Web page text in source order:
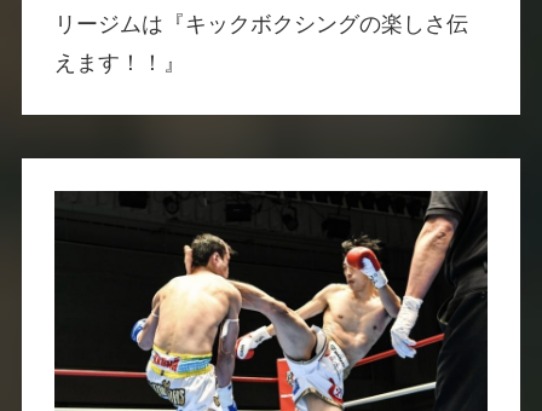
リージムは『キックボクシングの楽しさ伝
えます！！』